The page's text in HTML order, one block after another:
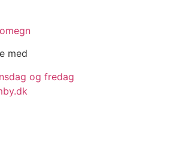
med
og fredag